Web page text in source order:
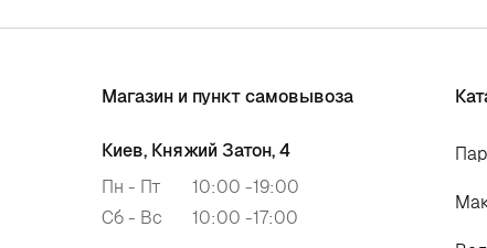
Магазин и пункт самовывоза
Киев, Княжий Затон, 4
Пн - Пт
10:00 -19:00
Сб - Вс
10:00 -17:00